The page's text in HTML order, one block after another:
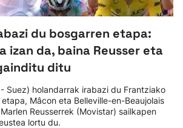
du bosgarren etapa:
izan da, baina Reusser eta
ditu
Suez) holandarrak irabazi du Frantziako
Mâcon eta Belleville-en-Beaujolais
Reusserrek (Movistar) sailkapen
lortu du.